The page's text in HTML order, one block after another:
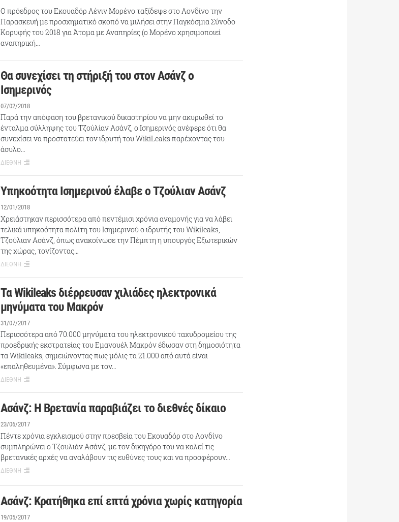
Ο πρόεδρος του Εκουαδόρ Λένιν Μορένο ταξίδεψε στο Λονδίνο την
Παρασκευή με προσχηματικό σκοπό να μιλήσει στην Παγκόσμια Σύνοδο
Κορυφής του 2018 για Άτομα με Αναπηρίες (ο Μορένο χρησιμοποιεί
αναπηρική…
Θα συνεχίσει τη στήριξή του στον Ασάνζ ο
Ισημερινός
07/02/2018
Παρά την απόφαση του βρετανικού δικαστηρίου να μην ακυρωθεί το
ένταλμα σύλληψης του Τζούλίαν Ασάνζ, ο Ισημερινός ανέφερε ότι θα
συνεχίσει να προστατεύει τον ιδρυτή του WikiLeaks παρέχοντας του
άσυλο…
ΔΙΕΘΝΗ
Υπηκοότητα Ισημερινού έλαβε ο Τζούλιαν Ασάνζ
12/01/2018
Χρειάστηκαν περισσότερα από πεντέμισι χρόνια αναμονής για να λάβει
τελικά υπηκοότητα πολίτη του Ισημερινού ο ιδρυτής του Wikileaks,
Τζούλιαν Ασάνζ, όπως ανακοίνωσε την Πέμπτη η υπουργός Εξωτερικών
της χώρας, τονίζοντας…
ΔΙΕΘΝΗ
Τα Wikileaks διέρρευσαν χιλιάδες ηλεκτρονικά
μηνύματα του Μακρόν
31/07/2017
Περισσότερα από 70.000 μηνύματα του ηλεκτρονικού ταχυδρομείου της
προεδρικής εκστρατείας του Εμανουέλ Μακρόν έδωσαν στη δημοσιότητα
τα Wikileaks, σημειώνοντας πως μόλις τα 21.000 από αυτά είναι
«επαληθευμένα». Σύμφωνα με τον…
ΔΙΕΘΝΗ
Ασάνζ: Η Βρετανία παραβιάζει το διεθνές δίκαιο
23/06/2017
Πέντε χρόνια εγκλεισμού στην πρεσβεία του Εκουαδόρ στο Λονδίνο
συμπληρώνει ο Τζουλιάν Ασάνζ, με τον δικηγόρο του να καλεί τις
βρετανικές αρχές να αναλάβουν τις ευθύνες τους και να προσφέρουν…
ΔΙΕΘΝΗ
Ασάνζ: Κρατήθηκα επί επτά χρόνια χωρίς κατηγορία
19/05/2017